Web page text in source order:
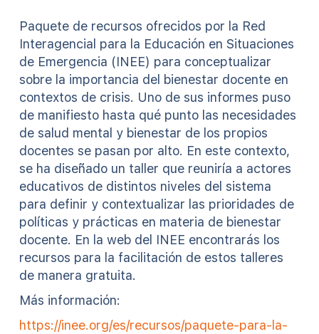
Paquete de recursos ofrecidos por la Red
Interagencial para la Educación en Situaciones
de Emergencia (INEE) para conceptualizar
sobre la importancia del bienestar docente en
contextos de crisis. Uno de sus informes puso
de manifiesto hasta qué punto las necesidades
de salud mental y bienestar de los propios
docentes se pasan por alto. En este contexto,
se ha diseñado un taller que reuniría a actores
educativos de distintos niveles del sistema
para definir y contextualizar las prioridades de
políticas y prácticas en materia de bienestar
docente. En la web del INEE encontrarás los
recursos para la facilitación de estos talleres
de manera gratuita.
Más información:
https://inee.org/es/recursos/paquete-para-la-